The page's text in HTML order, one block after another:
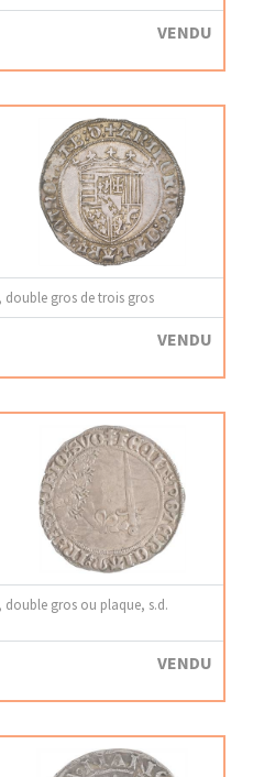
VENDU
double gros de trois gros
VENDU
gros ou plaque, s.d.
VENDU